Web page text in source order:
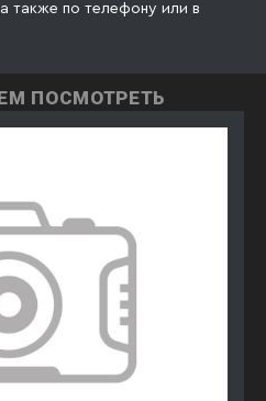
также по телефону или в
ПОСМОТРЕТЬ